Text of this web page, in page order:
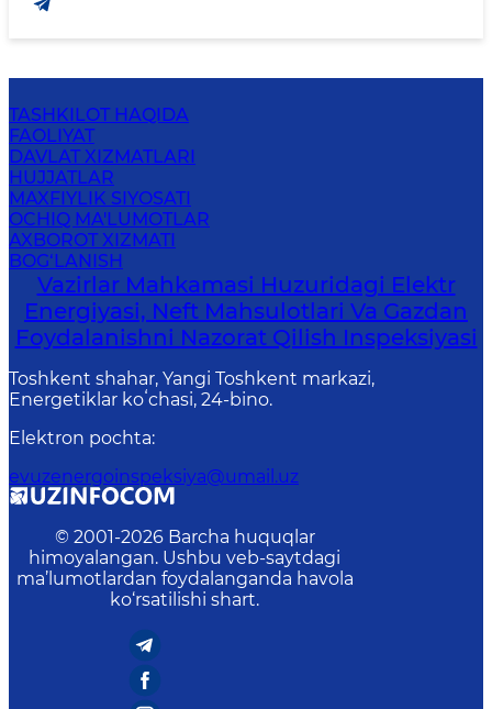
TASHKILOT HAQIDA
FAOLIYAT
DAVLAT XIZMATLARI
HUJJATLAR
MAXFIYLIK SIYOSATI
OCHIQ MA'LUMOTLAR
AXBOROT XIZMATI
BOG‘LANISH
Vazirlar Mahkamasi Huzuridagi Elektr
Energiyasi, Neft Mahsulotlari Va Gazdan
Foydalanishni Nazorat Qilish Inspeksiyasi
Toshkent shahar, Yangi Toshkent markazi,
Energetiklar koʻchasi, 24-bino.
Elektron pochta:
evuzenergoinspeksiya@umail.uz
© 2001-2026 Barcha huquqlar
himoyalangan. Ushbu veb-saytdagi
ma’lumotlardan foydalanganda havola
ko‘rsatilishi shart.